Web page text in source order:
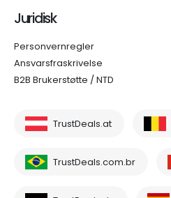
Juridisk
Personvernregler
Ansvarsfraskrivelse
B2B Brukerstøtte / NTD
TrustDeals.at
TrustDeals.com.br